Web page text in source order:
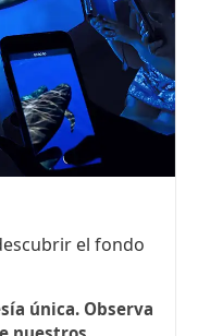
el fondo
única. Observa
nuestros